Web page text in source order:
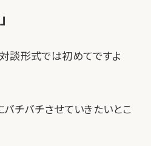
談形式では初めてですよ
バチバチさせていきたいとこ